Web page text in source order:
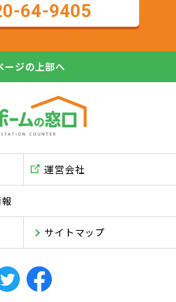
64-9405
ージの上部へ
サイトマップ
運営会社